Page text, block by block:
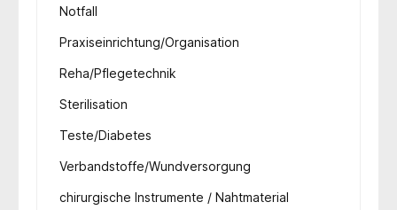
Notfall
Praxiseinrichtung/Organisation
Reha/Pflegetechnik
Sterilisation
Teste/Diabetes
Verbandstoffe/Wundversorgung
chirurgische Instrumente / Nahtmaterial